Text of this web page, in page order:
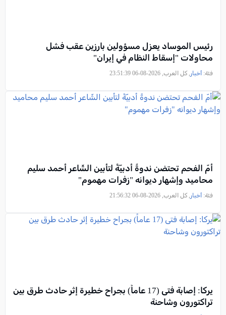
رئيس الموساد يعزل مسؤولين بارزين عقب فشل
محاولات "إسقاط النظام في إيران"
فئة: أخبار , كل العرب, 2026-08-06 23:51:39
أمّ الفحم تحتضن ندوةً أدبيّةً لتأبين الشّاعر أحمد سليم
محاميد وإشهار ديوانه "زفرات مهموم"
فئة: أخبار , كل العرب, 2026-08-06 21:56:32
يركا: إصابة فتى (17 عاماً) بجراح خطيرة إثر حادث طرق بين
تراكتورون وشاحنة